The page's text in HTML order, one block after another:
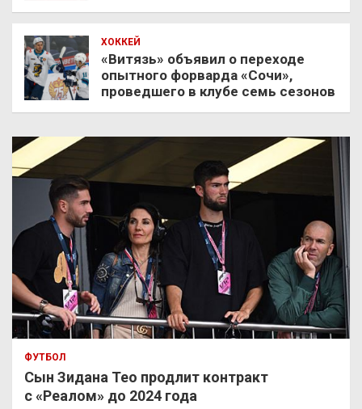
ХОККЕЙ
«Витязь» объявил о переходе
опытного форварда «Сочи»,
проведшего в клубе семь сезонов
ФУТБОЛ
Сын Зидана Тео продлит контракт
с «Реалом» до 2024 года